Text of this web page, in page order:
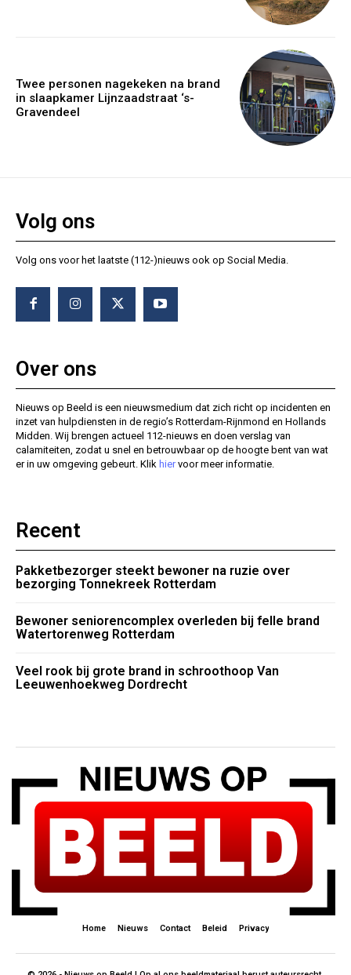
Twee personen nagekeken na brand
in slaapkamer Lijnzaadstraat ‘s-
Gravendeel
Volg ons
Volg ons voor het laatste (112-)nieuws ook op Social Media.
Over ons
Nieuws op Beeld is een nieuwsmedium dat zich richt op incidenten en
inzet van hulpdiensten in de regio’s Rotterdam-Rijnmond en Hollands
Midden. Wij brengen actueel 112-nieuws en doen verslag van
calamiteiten, zodat u snel en betrouwbaar op de hoogte bent van wat
er in uw omgeving gebeurt. Klik hiervoor meer informatie.
Recent
Pakketbezorger steekt bewoner na ruzie over
bezorging Tonnekreek Rotterdam
Bewoner seniorencomplex overleden bij felle brand
Watertorenweg Rotterdam
Veel rook bij grote brand in schroothoop Van
Leeuwenhoekweg Dordrecht
Home Nieuws Contact Beleid Privacy